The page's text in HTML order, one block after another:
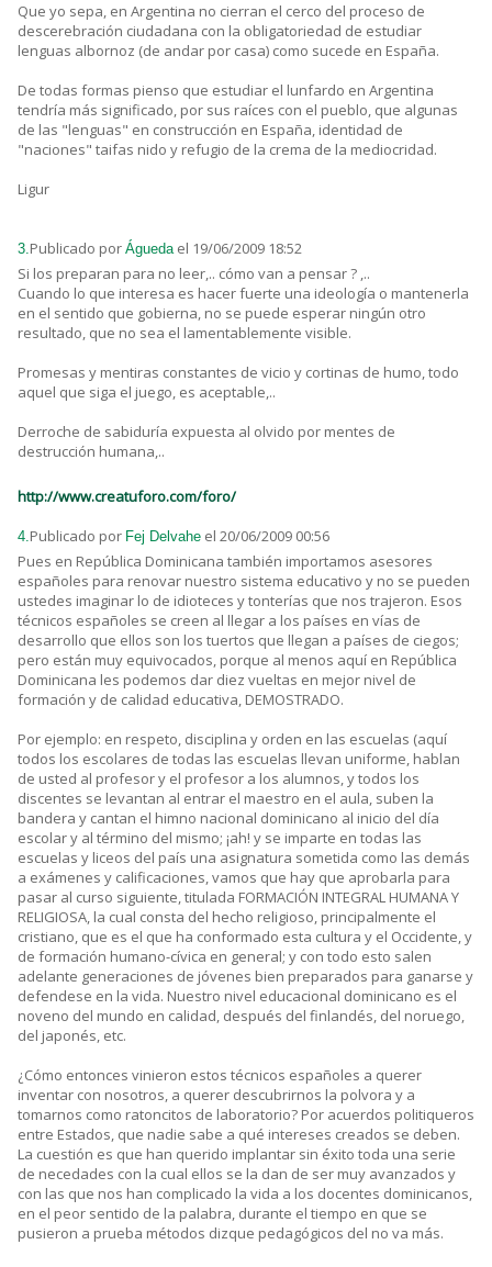
Que yo sepa, en Argentina no cierran el cerco del proceso de
descerebración ciudadana con la obligatoriedad de estudiar
lenguas albornoz (de andar por casa) como sucede en España.
De todas formas pienso que estudiar el lunfardo en Argentina
tendría más significado, por sus raíces con el pueblo, que algunas
de las "lenguas" en construcción en España, identidad de
"naciones" taifas nido y refugio de la crema de la mediocridad.
Ligur
3.Publicado por Águeda el 19/06/2009 18:52
Si los preparan para no leer,.. cómo van a pensar ? ,..
Cuando lo que interesa es hacer fuerte una ideología o mantenerla
en el sentido que gobierna, no se puede esperar ningún otro
resultado, que no sea el lamentablemente visible.
Promesas y mentiras constantes de vicio y cortinas de humo, todo
aquel que siga el juego, es aceptable,..
Derroche de sabiduría expuesta al olvido por mentes de
destrucción humana,..
http://www.creatuforo.com/foro/
4.Publicado por Fej Delvahe el 20/06/2009 00:56
Pues en República Dominicana también importamos asesores
españoles para renovar nuestro sistema educativo y no se pueden
ustedes imaginar lo de idioteces y tonterías que nos trajeron. Esos
técnicos españoles se creen al llegar a los países en vías de
desarrollo que ellos son los tuertos que llegan a países de ciegos;
pero están muy equivocados, porque al menos aquí en República
Dominicana les podemos dar diez vueltas en mejor nivel de
formación y de calidad educativa, DEMOSTRADO.
Por ejemplo: en respeto, disciplina y orden en las escuelas (aquí
todos los escolares de todas las escuelas llevan uniforme, hablan
de usted al profesor y el profesor a los alumnos, y todos los
discentes se levantan al entrar el maestro en el aula, suben la
bandera y cantan el himno nacional dominicano al inicio del día
escolar y al término del mismo; ¡ah! y se imparte en todas las
escuelas y liceos del país una asignatura sometida como las demás
a exámenes y calificaciones, vamos que hay que aprobarla para
pasar al curso siguiente, titulada FORMACIÓN INTEGRAL HUMANA Y
RELIGIOSA, la cual consta del hecho religioso, principalmente el
cristiano, que es el que ha conformado esta cultura y el Occidente, y
de formación humano-cívica en general; y con todo esto salen
adelante generaciones de jóvenes bien preparados para ganarse y
defendese en la vida. Nuestro nivel educacional dominicano es el
noveno del mundo en calidad, después del finlandés, del noruego,
del japonés, etc.
¿Cómo entonces vinieron estos técnicos españoles a querer
inventar con nosotros, a querer descubrirnos la polvora y a
tomarnos como ratoncitos de laboratorio? Por acuerdos politiqueros
entre Estados, que nadie sabe a qué intereses creados se deben.
La cuestión es que han querido implantar sin éxito toda una serie
de necedades con la cual ellos se la dan de ser muy avanzados y
con las que nos han complicado la vida a los docentes dominicanos,
en el peor sentido de la palabra, durante el tiempo en que se
pusieron a prueba métodos dizque pedagógicos del no va más.